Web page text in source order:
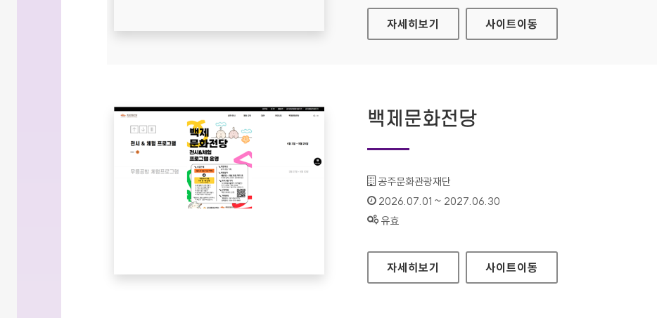
자살예방교육센터
자세히보기 사이트이동
백제문화전당
기관명 :
공주문화관광재단
인증기간 :
2026.07.01 ~ 2027.06.30
상태 :
유효
백제문화전당
자세히보기 사이트이동